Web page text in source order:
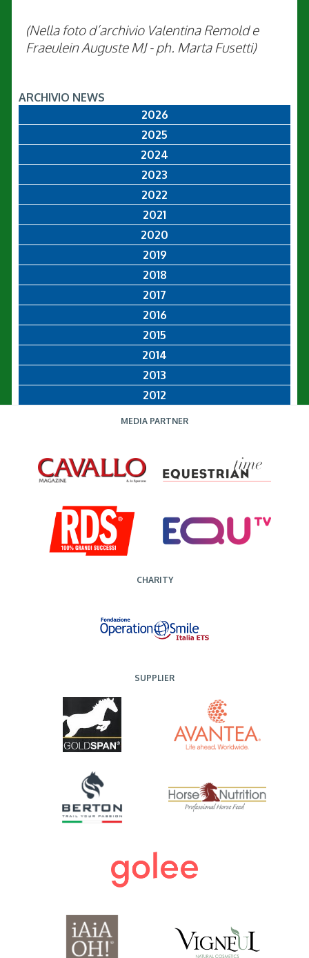
(Nella foto d’archivio Valentina Remold e
Fraeulein Auguste MJ - ph. Marta Fusetti)
ARCHIVIO NEWS
2026
2025
2024
2023
2022
2021
2020
2019
2018
2017
2016
2015
2014
2013
2012
MEDIA PARTNER
CHARITY
SUPPLIER